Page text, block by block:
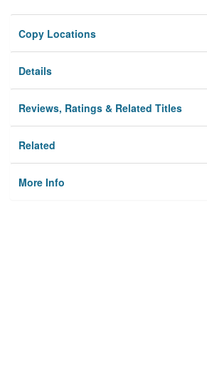
Copy Locations
Details
Reviews, Ratings & Related Titles
Related
More Info